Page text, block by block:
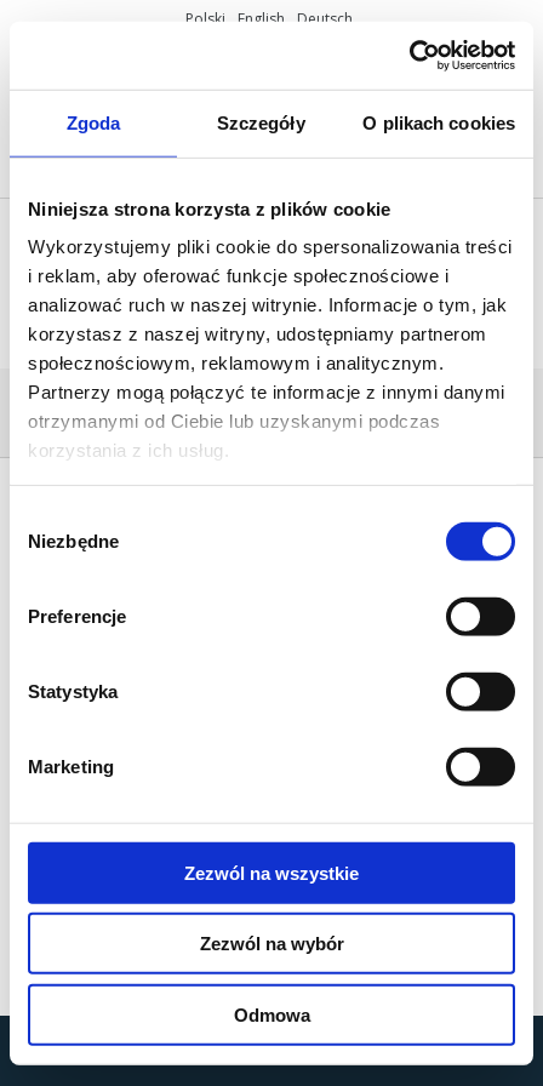
Zgoda Szczegóły O plikach cookies
Niniejsza strona korzysta z plików cookie
Wykorzystujemy pliki cookie do spersonalizowania treści
i reklam, aby oferować funkcje społecznościowe i
analizować ruch w naszej witrynie. Informacje o tym, jak
korzystasz z naszej witryny, udostępniamy partnerom
społecznościowym, reklamowym i analitycznym.
Partnerzy mogą połączyć te informacje z innymi danymi
otrzymanymi od Ciebie lub uzyskanymi podczas
korzystania z ich usług.
zgody
Niezbędne
Preferencje
Statystyka
Marketing
Zezwól na wszystkie
Zezwól na wybór
Odmowa
Polski English Deutsch
+48 61 825 81 11
info@mobilus.pl
MOBILUS_G3_LITE
Home/COSMO | G3+ Lite/mobilus_g3_lite
byMOBILUS MOTOR© All rights reserved